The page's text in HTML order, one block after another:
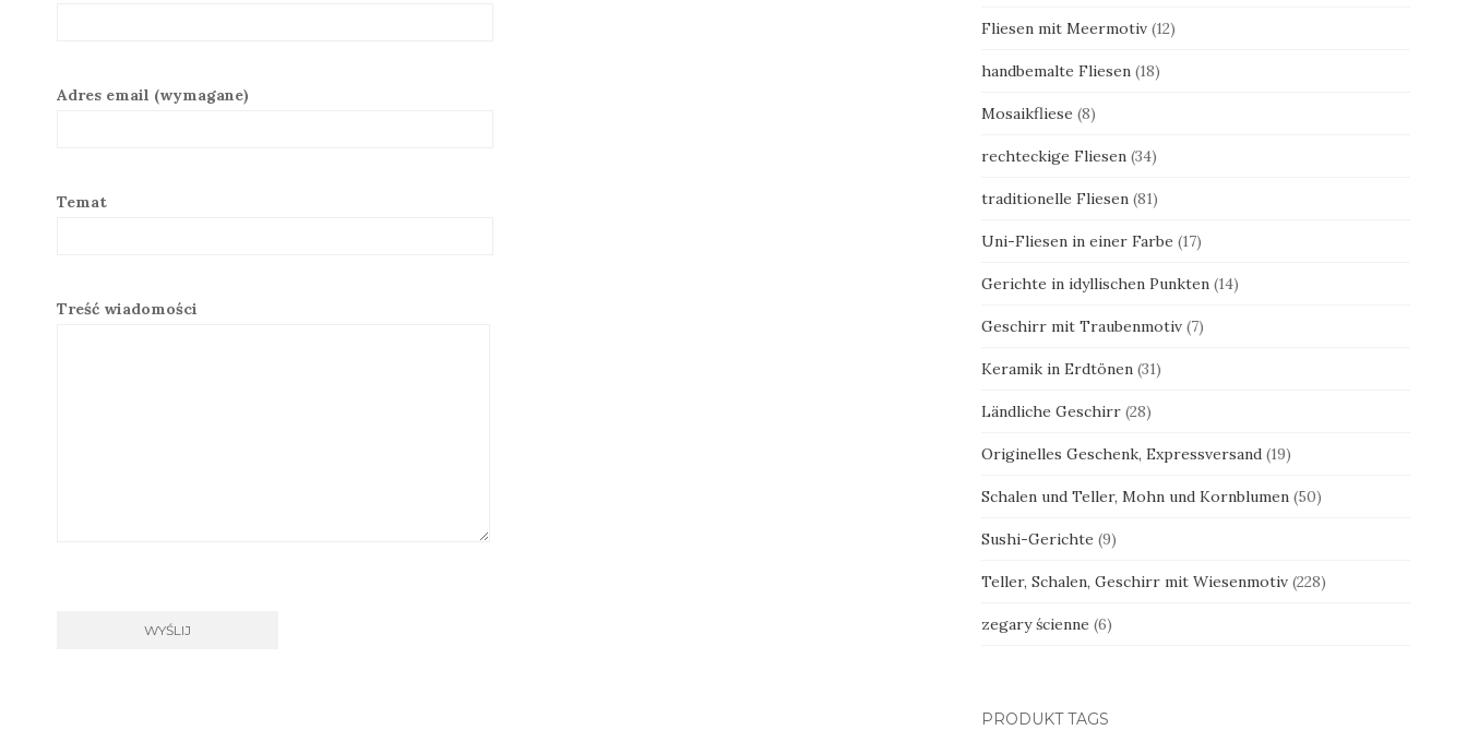
Adres email (wymagane)
Temat
Treść wiadomości
Fliesen mit Meermotiv (12)
handbemalte Fliesen (18)
Mosaikfliese (8)
rechteckige Fliesen (34)
traditionelle Fliesen (81)
Uni-Fliesen in einer Farbe (17)
Gerichte in idyllischen Punkten (14)
Geschirr mit Traubenmotiv (7)
Keramik in Erdtönen (31)
Ländliche Geschirr (28)
Originelles Geschenk, Expressversand (19)
Schalen und Teller, Mohn und Kornblumen (50)
Sushi-Gerichte (9)
Teller, Schalen, Geschirr mit Wiesenmotiv (228)
zegary ścienne (6)
PRODUKT TAGS